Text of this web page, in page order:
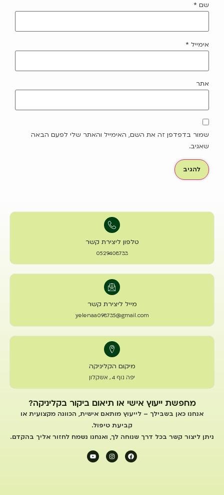
שם *
אימייל *
אתר
שמור בדפדפן זה את השם, האימייל והאתר שלי לפעם הבאה
שאגיב.
טלפון ליצירת קשר
0529408733
מייל ליצירת קשר
yelenaa098735@gmail.com
מיקום הקליניקה
יפה נוף 4 , אשקלון
מחפשת ייעוץ אישי או תיאום ביקור בקליניקה?
אנחנו כאן בשבילך – לייעוץ מותאם אישית, הכוונה מקצועית או
קביעת טיפול.
ניתן ליצור קשר בכל דרך שנוחה לך, ואנחנו נשמח לחזור אליך בהקדם.